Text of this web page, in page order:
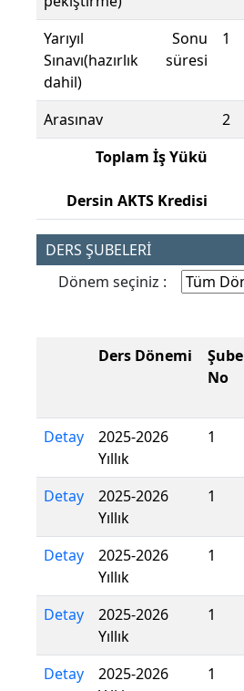
Yarıyıl Sonu
Sınavı(hazırlık süresi
dahil)
1
Arasınav 2
Toplam İş Yükü
Dersin AKTS Kredisi
DERS ŞUBELERİ
Dönem seçiniz :
Ders Dönemi
Şube
No
Detay
2025-2026
Yıllık
1
Detay
2025-2026
Yıllık
1
Detay
2025-2026
Yıllık
1
Detay
2025-2026
Yıllık
1
Detay
2025-2026
1